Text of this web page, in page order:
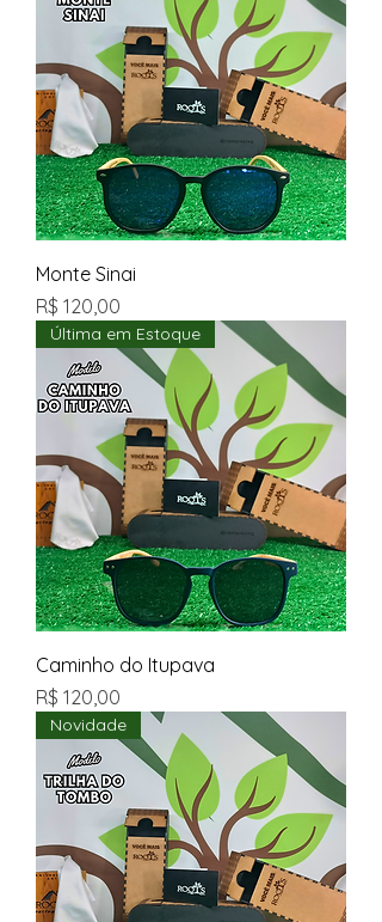
Monte Sinai
Preço
R$ 120,00
Última em Estoque
Caminho do Itupava
Preço
R$ 120,00
Novidade